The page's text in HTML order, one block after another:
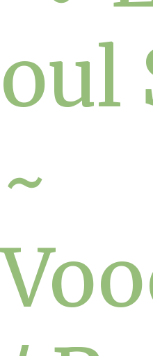
oul
~